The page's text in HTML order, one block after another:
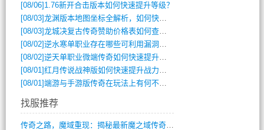
[08/06] 1.76新开合击版本如何快速提升等级？
[08/03]龙渊版本地图坐标全解析，如何快速定位BOSS位置？
[08/03]龙城决复古传奇赞助价格表如何查询？
[08/02]逆水寒单职业存在哪些可利用漏洞？如何快速提升战力？
[08/02]逆天单职业微端传奇如何快速提升战力？新手必看攻略
[08/01]红月传说战神版如何快速提升战力？新手攻略全解析？
[08/01]端游与手游版传奇在玩法上有何不同？
找服推荐
传奇之路，魔域重现：揭秘最新魔之域传奇攻(712)